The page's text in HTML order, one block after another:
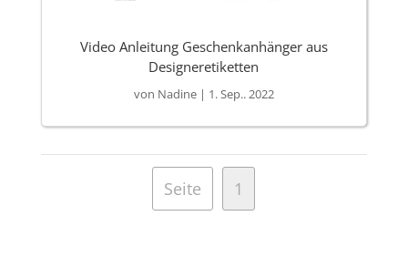
Video Anleitung Geschenkanhänger aus
Designeretiketten
von Nadine| 1. Sep.. 2022
Seite 1